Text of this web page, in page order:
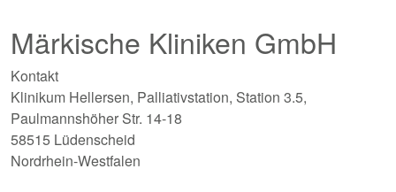
Märkische Kliniken GmbH
Kontakt
Klinikum Hellersen, Palliativstation, Station 3.5,
Paulmannshöher Str. 14-18
58515 Lüdenscheid
Nordrhein-Westfalen